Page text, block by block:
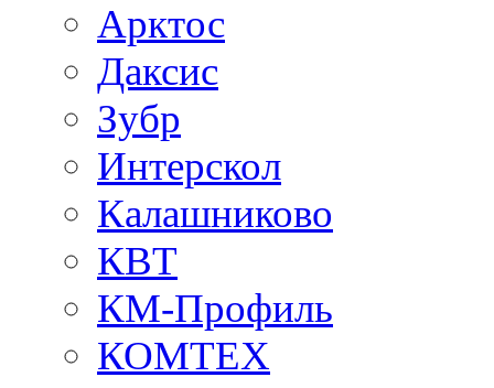
Арктос
Даксис
Зубр
Интерскол
Калашниково
КВТ
КМ-Профиль
КОМТЕХ